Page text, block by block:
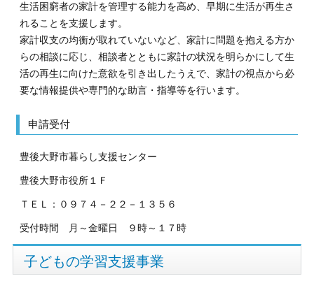
生活困窮者の家計を管理する能力を高め、早期に生活が再生さ
れることを支援します。
家計収支の均衡が取れていないなど、家計に問題を抱える方か
らの相談に応じ、相談者とともに家計の状況を明らかにして生
活の再生に向けた意欲を引き出したうえで、家計の視点から必
要な情報提供や専門的な助言・指導等を行います。
申請受付
豊後大野市暮らし支援センター
豊後大野市役所１Ｆ
ＴＥＬ：０９７４－２２－１３５６
受付時間 月～金曜日 ９時～１７時
子どもの学習支援事業